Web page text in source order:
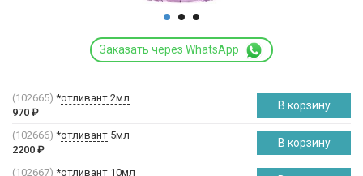
Заказать через WhatsApp
(102665) *отливант 2мл
970 ₽
В корзину
(102666) *отливант 5мл
2200 ₽
В корзину
(102667) *отливант 10мл